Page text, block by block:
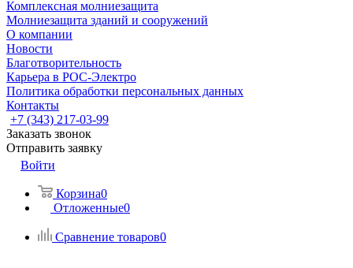
Комплексная молниезащита
Молниезащита зданий и сооружений
О компании
Новости
Благотворительность
Карьера в РОС-Электро
Политика обработки персональных данных
Контакты
+7 (343) 217-03-99
Заказать звонок
Отправить заявку
Войти
Корзина0
Отложенные0
Сравнение товаров0